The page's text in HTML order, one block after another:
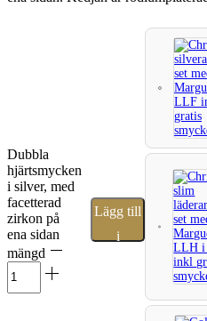
Dubbla
hjärtsmycken
i silver, med
facetterad
zirkon på
ena sidan
mängd
Lägg till
i